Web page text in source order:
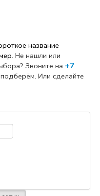
название
Не нашли или
Звоните на +7
Или сделайте